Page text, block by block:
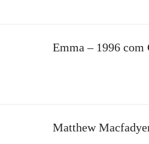
Emma – 1996
Matthew